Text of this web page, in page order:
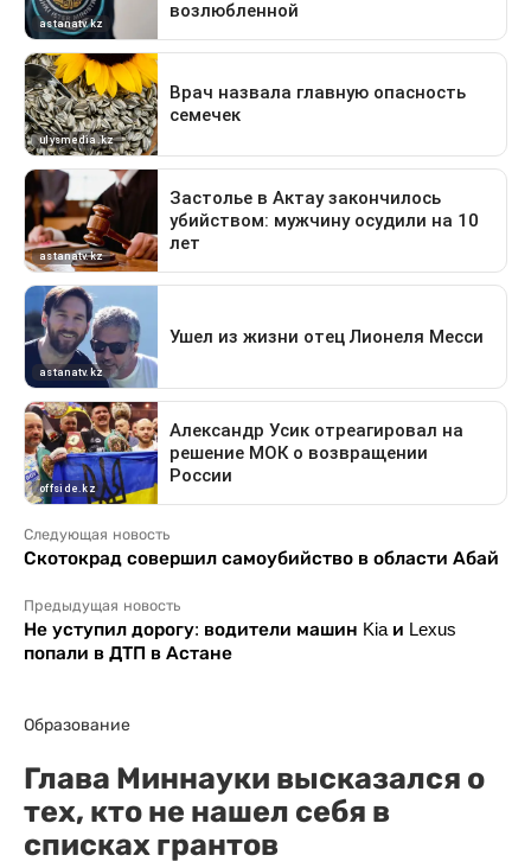
Следующая новость
Скотокрад совершил самоубийство в области Абай
Предыдущая новость
Не уступил дорогу: водители машин Kia и Lexus
попали в ДТП в Астане
Образование
Глава Миннауки высказался о
тех, кто не нашел себя в
списках грантов